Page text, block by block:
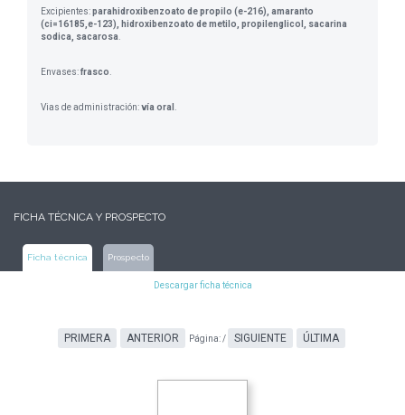
Excipientes:parahidroxibenzoato de propilo (e-216), amaranto
(ci=16185,e-123), hidroxibenzoato de metilo, propilenglicol, sacarina
sodica, sacarosa
Envases:frasco
Vias de administración:vía oral
FICHA TÉCNICA Y PROSPECTO
Ficha técnica Prospecto
Descargar ficha técnica
PRIMERA ANTERIOR Página:/ SIGUIENTE ÚLTIMA